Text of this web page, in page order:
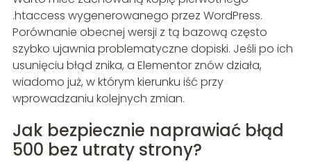
.htaccess wygenerowanego przez WordPress.
Porównanie obecnej wersji z tą bazową często
szybko ujawnia problematyczne dopiski. Jeśli po ich
usunięciu błąd znika, a Elementor znów działa,
wiadomo już, w którym kierunku iść przy
wprowadzaniu kolejnych zmian.
Jak bezpiecznie naprawiać błąd
500 bez utraty strony?